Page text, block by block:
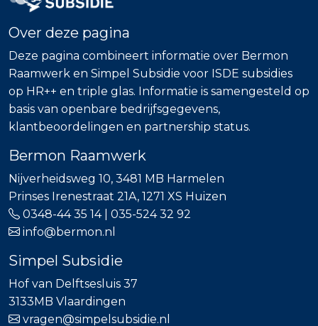
Over deze pagina
Deze pagina combineert informatie over Bermon
Raamwerk en Simpel Subsidie voor ISDE subsidies
op HR++ en triple glas. Informatie is samengesteld op
basis van openbare bedrijfsgegevens,
klantbeoordelingen en partnership status.
Bermon Raamwerk
Nijverheidsweg 10, 3481 MB Harmelen
Prinses Irenestraat 21A, 1271 XS Huizen
0348-44 35 14| 035-524 32 92
info@bermon.nl
Simpel Subsidie
Hof van Delftsesluis 37
3133MB Vlaardingen
vragen@simpelsubsidie.nl